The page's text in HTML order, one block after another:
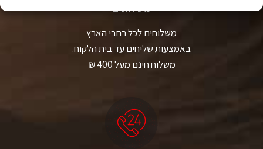
משלוחים
משלוחים לכל רחבי הארץ
באמצעות שליחים עד בית הלקוח.
משלוח חינם מעל 400 ₪